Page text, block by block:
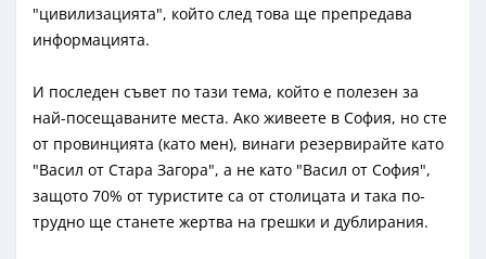
"цивилизацията", който след това ще препредава
информацията.
И последен съвет по тази тема, който е полезен за
най-посещаваните места. Ако живеете в София, но сте
от провинцията (като мен), винаги резервирайте като
"Васил от Стара Загора", а не като "Васил от София",
защото 70% от туристите са от столицата и така по-
трудно ще станете жертва на грешки и дублирания.